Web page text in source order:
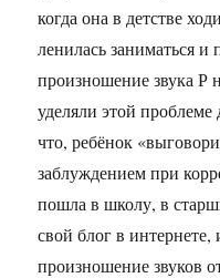
когда она в детстве
ленилась заниматься
произношение звука Р
уделяли этой
что, ребёнок
заблуждением при
пошла в школу, в
свой блог в интернете,
произношение звуков